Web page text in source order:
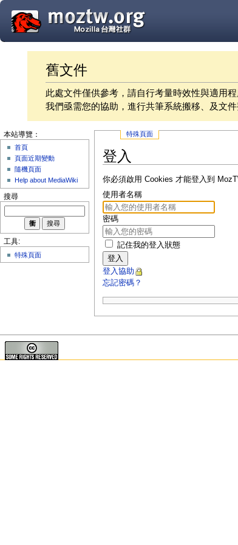
舊文件
此處文件僅供參考，請自行考量時效性與適用
我們亟需您的協助，進行共筆系統搬移、及文
特殊頁面
登入
你必須啟用 Cookies 才能登入到
使用者名稱
密碼
記住我的登入狀態
登入
登入協助
忘記密碼？
本站導覽：
首頁
頁面近期變動
隨機頁面
Help about MediaWiki
搜尋
工具:
特殊頁面